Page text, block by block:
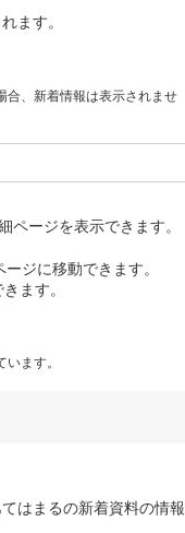
ます。
合、新着情報は表示されませ
ージを表示できます。
ジに移動できます。
ます。
ます。
はまるの新着資料の情報